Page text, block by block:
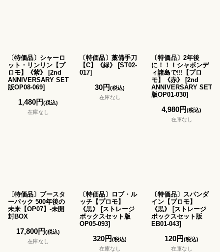
〔特価品〕シャーロ
ット・リンリン【プ
ロモ】《紫》
[2nd
ANNIVERSARY SET
版OP08-069]
1,480円(税込)
在庫なし
〔特価品〕藁備手刀
【C】《緑》
[ST02-
017]
30円(税込)
在庫なし
〔特価品〕2年後
に！！！シャボンデ
ィ諸島で!!!【プロ
モ】《赤》
[2nd
ANNIVERSARY SET
版OP01-030]
4,980円(税込)
在庫なし
〔特価品〕ブースタ
ーパック 500年後の
未来【OP07】-未開
封BOX
17,800円(税込)
在庫なし
〔特価品〕ロブ・ル
ッチ【プロモ】
《黒》
[ストレージ
ボックスセット版
OP05-093]
320円(税込)
在庫なし
〔特価品〕スパンダ
イン【プロモ】
《黒》
[ストレージ
ボックスセット版
EB01-043]
120円(税込)
在庫なし